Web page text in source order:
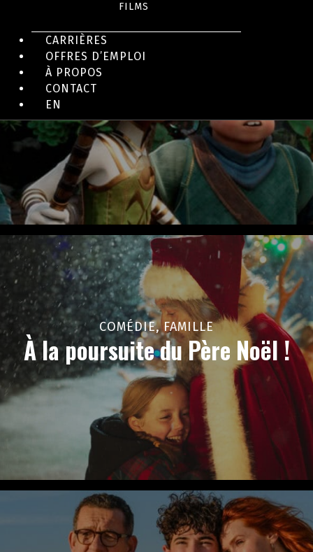
FILMS
CARRIÈRES
OFFRES D’EMPLOI
À PROPOS
CONTACT
EN
ACTION/AVENTURE, FAMILLE
LES LÉGENDAIRES
COMÉDIE, FAMILLE
À la poursuite du Père Noël !